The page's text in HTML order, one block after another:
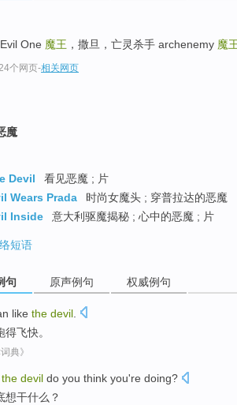
Evil One 魔王 ，撒旦，亡灵杀手 archenemy 魔
个网页-相关网页
魔
Devil
看见恶魔 ; 片
Wears Prada
时尚女魔头 ; 穿普拉达的恶魔
Inside
意大利驱魔揭秘 ; 心中的恶魔 ; 片
短语
句 原声例句 权威例句
like the devil
得飞快。
典》
the devil do you think you're doing?
想干什么 ？